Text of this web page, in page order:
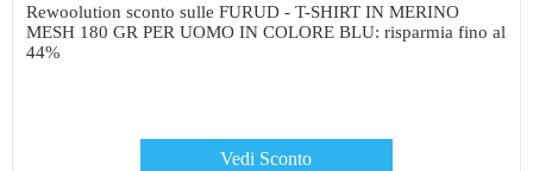
Rewoolution sconto sulle FURUD - T-SHIRT IN MERINO
MESH 180 GR PER UOMO IN COLORE BLU: risparmia fino al
44%
Vedi Sconto